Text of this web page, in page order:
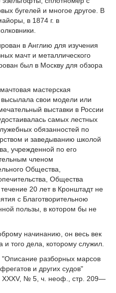
бугелей и многое другое. В
в 1874 г. в
в Англию для изучения
мачт и металлического
был в Москву для обзора
мастерская
высылала свои модели или
выставки в России
самых лестных
обязанностей по
и заведыванию школой
учрежденной по его
членом
Общества,
Общества
20 лет в Кронштадт не
с Благотворительною
пользы, в котором бы не
начинанию, он весь век
того дела, которому служил.
"Описание разборных марсов
и других судов"
XXXV, № 5, ч. неоф., стр. 209—